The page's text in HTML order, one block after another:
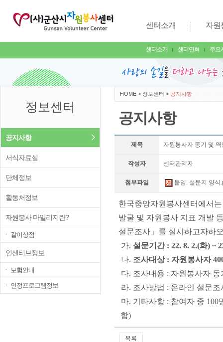
센터소개
센터소개 센터연혁 주요
자원
정보센터
공지사항
서식자료실
단체정보
활동처정보
자원봉사 마일리지란?
ㆍ 같이상점
인센티브정보
ㆍ 보험안내
ㆍ 인정프로그램정보
HOME > 정보센터 > 공지사항
공지사항
제목 자원봉사자 동기 및
작성자 센터관리자
첨부파일 붙임. 설문지 양식
한국중앙자원봉사센터에서
발굴 및 자원봉사 지표 개발
설문조사 」 를 실시하고자하
가.설문기간 : 22. 8. 2.(화) ~
나. 조사대상 :자원봉사자
다. 조사내용 : 자원봉사자
라. 조사방법 : 온라인 설문
마. 기타사항 : 참여자 중 100
함)